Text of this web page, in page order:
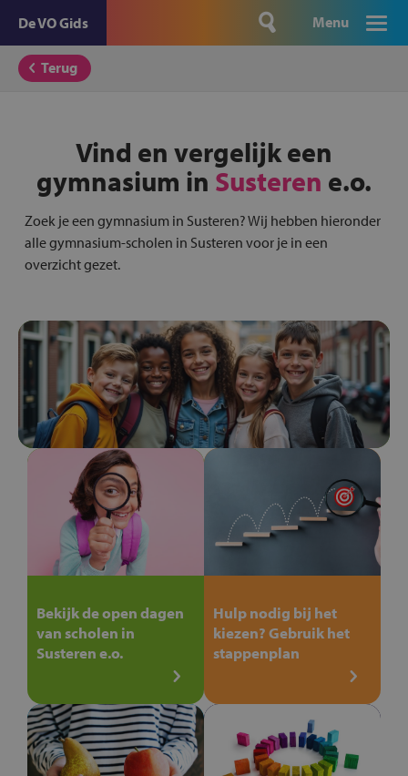
De VO Gids Menu
Terug
Vind en vergelijk een
gymnasium in Susteren e.o.
Zoek je een gymnasium in Susteren? Wij hebben hieronder
alle gymnasium-scholen in Susteren voor je in een
overzicht gezet.
Bekijk de open dagen
van scholen in
Susteren e.o.
Hulp nodig bij het
kiezen? Gebruik het
stappenplan